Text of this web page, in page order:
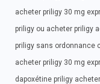
acheter priligy 30 mg
priligy ou acheter priligy
priligy sans ordonnance
acheter priligy 30 mg
dapoxétine priligy